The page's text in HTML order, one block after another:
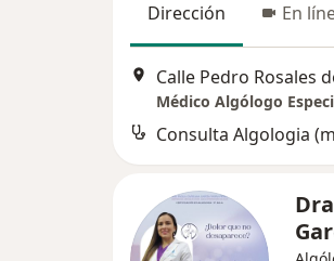
Dirección En
Consulta Algologia